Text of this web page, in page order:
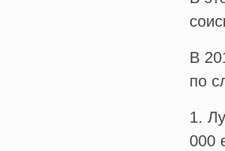
В
по
1.
000